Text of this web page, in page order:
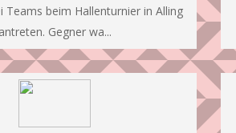
Teams beim Hallenturnier in Alling
antreten. Gegner wa...